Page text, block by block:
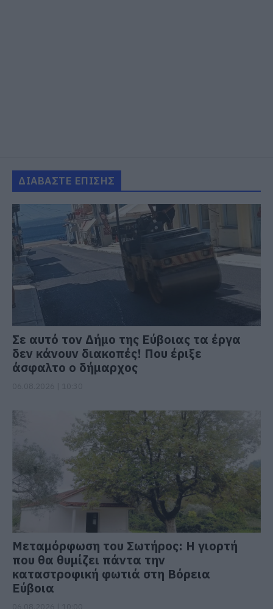
ΔΙΑΒΑΣΤΕ ΕΠΙΣΗΣ
Σε αυτό τον Δήμο της Εύβοιας τα έργα
δεν κάνουν διακοπές! Που έριξε
άσφαλτο ο δήμαρχος
Μεταμόρφωση του Σωτήρος: Η γιορτή
που θα θυμίζει πάντα την
καταστροφική φωτιά στη Βόρεια
Εύβοια